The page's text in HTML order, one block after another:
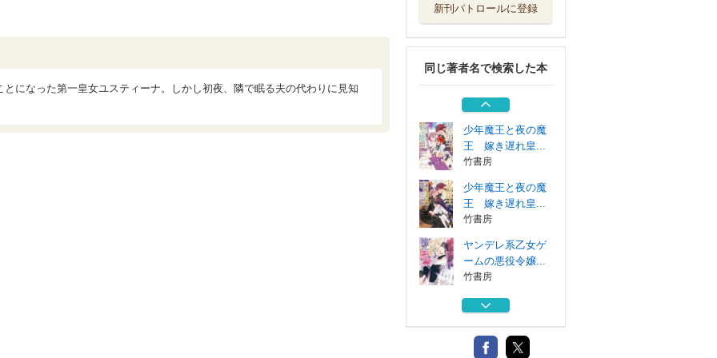
になった第一皇女ユスティーナ。しかし初夜、隣で眠る夫の代わりに見知
新刊パトロールに登録
同じ著者名で検索した本
次期国王の決め手
竹書房
少年魔王と夜の魔
王 嫁き遅れ皇...
竹書房
少年魔王と夜の魔
王 嫁き遅れ皇...
竹書房
少年魔王と夜の魔
王 嫁き遅れ皇...
竹書房
ヤンデレ系乙女ゲ
ームの悪役令嬢...
竹書房
次期国王の決め手
竹書房